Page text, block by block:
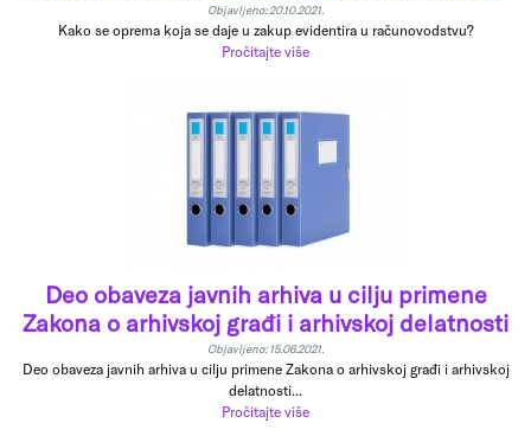
Objavljeno: 20.10.2021.
Kako se oprema koja se daje u zakup evidentira u računovodstvu?
Pročitajte više
Deo obaveza javnih arhiva u cilju primene
Zakona o arhivskoj građi i arhivskoj delatnosti
Objavljeno: 15.06.2021.
Deo obaveza javnih arhiva u cilju primene Zakona o arhivskoj građi i arhivskoj
delatnosti...
Pročitajte više